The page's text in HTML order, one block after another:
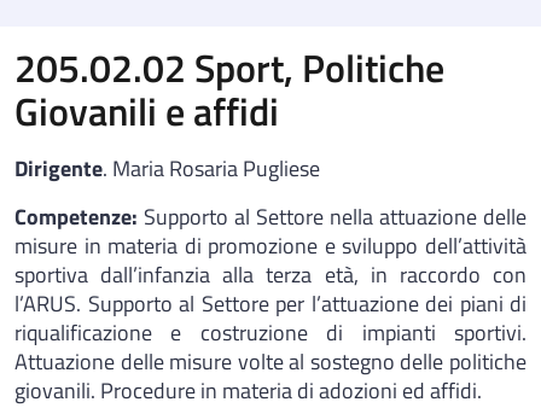
205.02.02 Sport, Politiche
Giovanili e affidi
Dirigente. Maria Rosaria Pugliese
Competenze: Supporto al Settore nella attuazione delle
misure in materia di promozione e sviluppo dell’attività
sportiva dall’infanzia alla terza età, in raccordo con
l’ARUS. Supporto al Settore per l’attuazione dei piani di
riqualificazione e costruzione di impianti sportivi.
Attuazione delle misure volte al sostegno delle politiche
giovanili. Procedure in materia di adozioni ed affidi.